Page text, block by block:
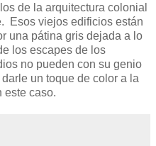
de la arquitectura colonial
Esos viejos edificios están
una pátina gris dejada a lo
los escapes de los
no pueden con su genio
un toque de color a la
este caso.